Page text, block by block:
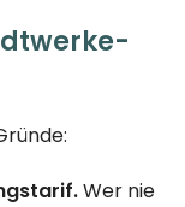
Wer nie